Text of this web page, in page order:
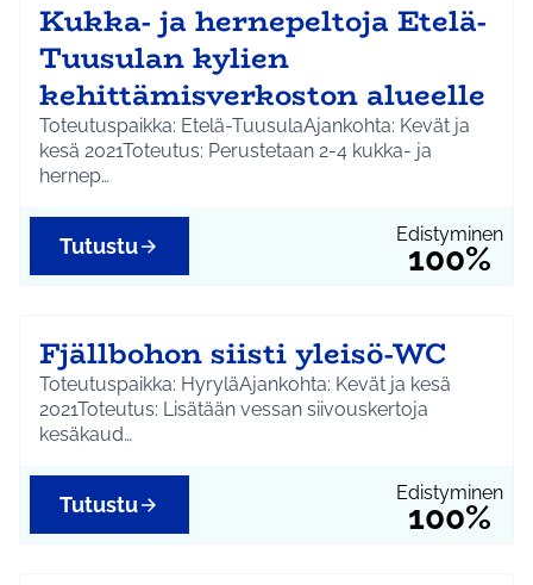
Kukka- ja hernepeltoja Etelä-
Tuusulan kylien
kehittämisverkoston alueelle
Toteutuspaikka: Etelä-TuusulaAjankohta: Kevät ja
kesä 2021Toteutus: Perustetaan 2-4 kukka- ja
hernep…
Edistyminen
100%
Tutustu
Fjällbohon siisti yleisö-WC
Toteutuspaikka: HyryläAjankohta: Kevät ja kesä
2021Toteutus: Lisätään vessan siivouskertoja
kesäkaud…
Edistyminen
100%
Tutustu